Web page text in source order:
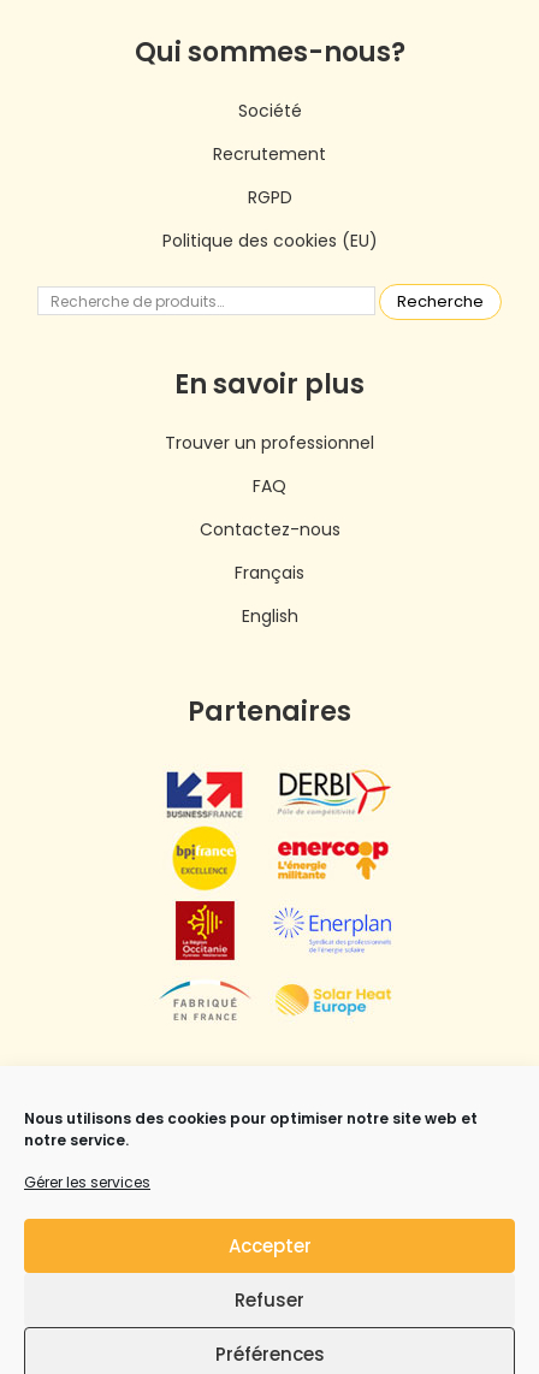
Nous utilisons des cookies pour optimiser notre site web et
notre service.
Gérer les services
Accepter
Refuser
Préférences
Qui sommes-nous?
Société
Recrutement
RGPD
Politique des cookies (EU)
Recherche
En savoir plus
Trouver un professionnel
FAQ
Contactez-nous
Français
English
Partenaires
Industry all rights reserved.